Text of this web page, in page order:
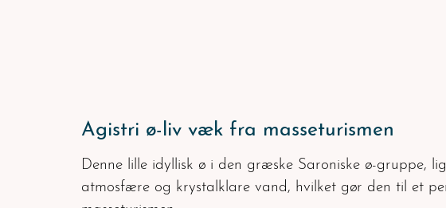
Agistri ø-liv væk fra masseturismen
Denne lille idyllisk ø i den græske Saroniske ø-
atmosfære og krystalklare vand, hvilket gør den til et